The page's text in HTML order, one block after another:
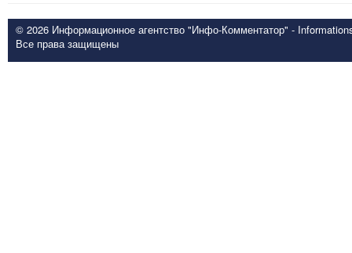
© 2026 Информационное агентство "Инфо-Комментатор" -
Все права защищены